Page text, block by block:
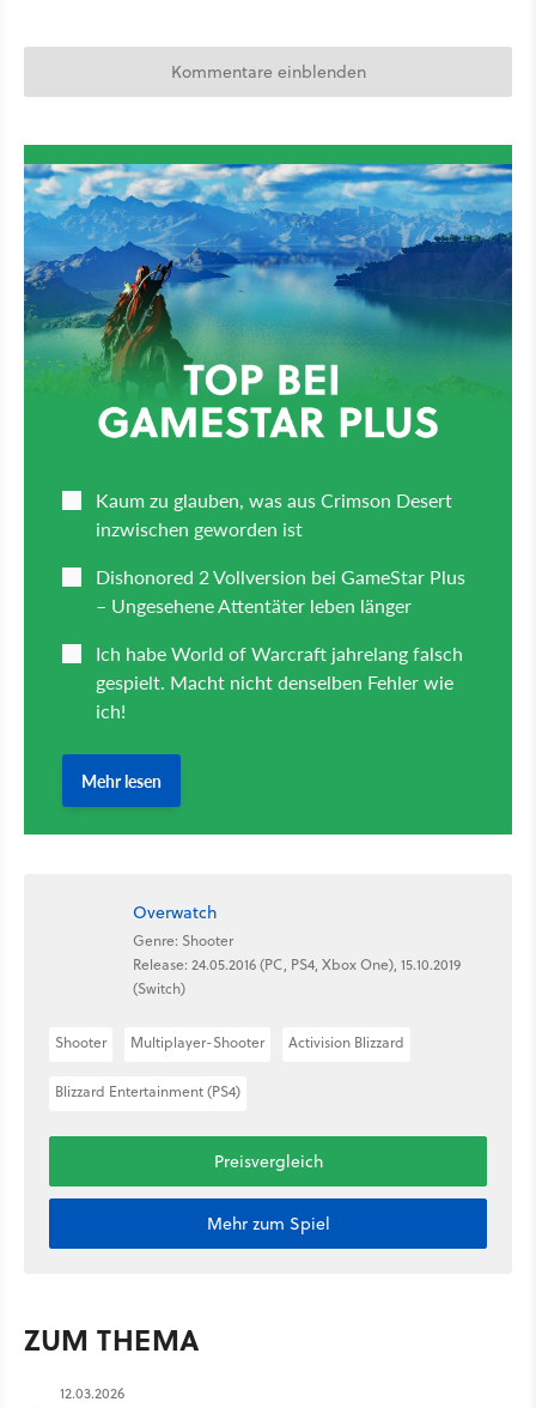
Kommentare einblenden
Overwatch
Genre: Shooter
Release: 24.05.2016 (PC, PS4, Xbox One), 15.10.2019
(Switch)
Shooter Multiplayer-Shooter Activision Blizzard
Blizzard Entertainment (PS4)
Preisvergleich
Mehr zum Spiel
ZUM THEMA
12.03.2026